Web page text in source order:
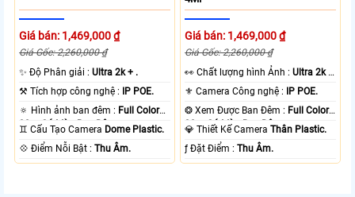
Giá bán: 1,469,000 ₫
Giá Gốc: 2,260,000 ₫
✨ Độ Phân giải :Ultra 2k + .
⚒ Tích hợp công nghệ :
IP POE.
🔅 Hình ảnh ban đêm : Full Color
30m Có Màu Ban Ðêm.
♊ Cấu Tạo Camera Dome Plastic.
️💠 Điểm Nỗi Bật :Thu Âm.
Giá bán: 1,469,000 ₫
Giá Gốc: 2,260,000 ₫
️👀 Chất lượng hình Ảnh :Ultra 2k +
⚜️ Camera Công nghệ :
IP POE.
❂ Xem Được Ban Đêm : Full Color
30m Có Màu Ban Ðêm.
💎 Thiết Kế CameraThân Plastic.
️ƒ Đặt Điểm :Thu Âm.